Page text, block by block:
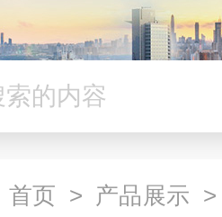
首页 > 产品展示